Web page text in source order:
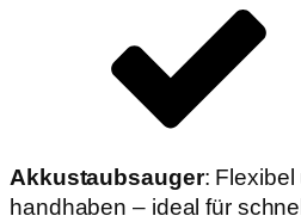
Akkustaubsauger: Flexibel
handhaben – ideal für